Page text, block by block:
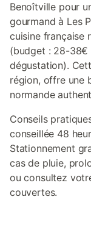
Benoîtville pour
gourmand à Les
cuisine française
(budget : 28-38€
dégustation).
région, offre une
normande
Conseils
conseillée 48
Stationnement
cas de pluie,
ou consultez
couvertes.